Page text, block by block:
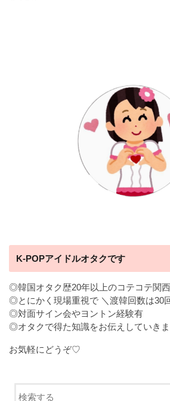
K-POPアイドルオタクです
◎韓国オタク歴20年以上のコテコテ関
◎とにかく現場重視で ＼渡韓回数は30
◎対面サイン会やヨントン経験有
◎オタクで得た知識をお伝えしていき
お気軽にどうぞ♡